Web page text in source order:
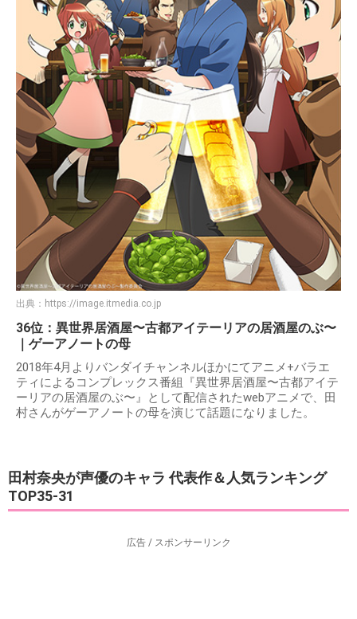
出典： https://image.itmedia.co.jp
36位：異世界居酒屋〜古都アイテーリアの居酒屋のぶ〜
｜ゲーアノートの母
2018年4月よりバンダイチャンネルほかにてアニメ+バラエ
ティによるコンプレックス番組『異世界居酒屋〜古都アイテ
ーリアの居酒屋のぶ〜』として配信されたwebアニメで、田
村さんがゲーアノートの母を演じて話題になりました。
田村奈央が声優のキャラ 代表作＆人気ランキング
TOP35-31
広告 / スポンサーリンク